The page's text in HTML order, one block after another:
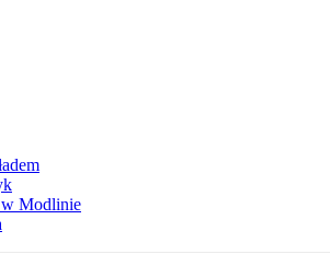
w Modlinie